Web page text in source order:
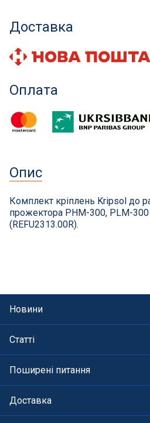
Килими кам'яні
Осушувачі повітря
Меблі для басейну
Гідроізоляція і будівельна хімія
Труби і фіттінги
Корисні дрібнички
Розпродаж
Доставка
Оплата
Опис
Комплект кріплень Kripsol до
прожектора PHM-300, PLM-300
(REFU2313.00R).
Новини
Статті
Поширені питання
Доставка